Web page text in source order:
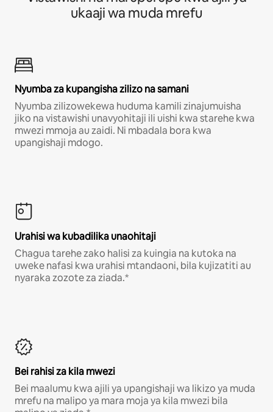
ukaaji wa muda mrefu
Nyumba za kupangisha zilizo na samani
Nyumba zilizowekewa huduma kamili zinajumuisha
jiko na vistawishi unavyohitaji ili uishi kwa starehe kwa
mwezi mmoja au zaidi. Ni mbadala bora kwa
upangishaji mdogo.
Urahisi wa kubadilika unaohitaji
Chagua tarehe zako halisi za kuingia na kutoka na
uweke nafasi kwa urahisi mtandaoni, bila kujizatiti au
nyaraka zozote za ziada.*
Bei rahisi za kila mwezi
Bei maalumu kwa ajili ya upangishaji wa likizo ya muda
mrefu na malipo ya mara moja ya kila mwezi bila